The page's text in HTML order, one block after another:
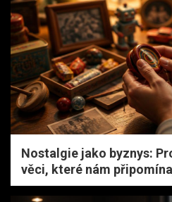
Nostalgie jako byznys:
věci, které nám